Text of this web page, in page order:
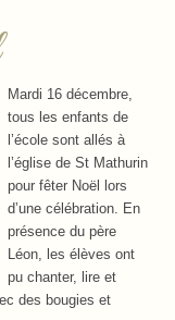
Mardi 16 décembre,
tous les enfants de
l’école sont allés à
l’église de St Mathurin
pour fêter Noël lors
d’une célébration. En
présence du père
Léon, les élèves ont
pu chanter, lire et
des bougies et